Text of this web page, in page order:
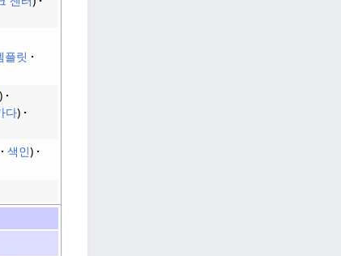
플릿
다
색인